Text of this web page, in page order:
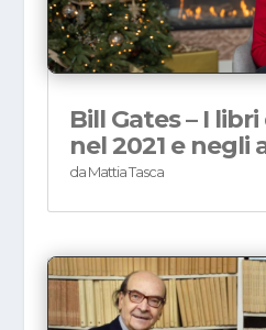
Bill Gates – I
nel 2021 e negli
daMattia Tasca